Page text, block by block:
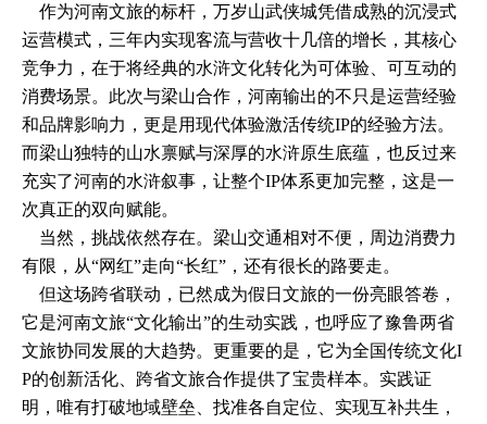
作为河南文旅的标杆，万岁山武侠城凭借成熟的沉浸式
运营模式，三年内实现客流与营收十几倍的增长，其核心
竞争力，在于将经典的水浒文化转化为可体验、可互动的
消费场景。此次与梁山合作，河南输出的不只是运营经验
和品牌影响力，更是用现代体验激活传统IP的经验方法。
而梁山独特的山水禀赋与深厚的水浒原生底蕴，也反过来
充实了河南的水浒叙事，让整个IP体系更加完整，这是一
次真正的双向赋能。
当然，挑战依然存在。梁山交通相对不便，周边消费力
有限，从“网红”走向“长红”，还有很长的路要走。
但这场跨省联动，已然成为假日文旅的一份亮眼答卷，
它是河南文旅“文化输出”的生动实践，也呼应了豫鲁两省
文旅协同发展的大趋势。更重要的是，它为全国传统文化I
P的创新活化、跨省文旅合作提供了宝贵样本。实践证
明，唯有打破地域壁垒、找准各自定位、实现互补共生，